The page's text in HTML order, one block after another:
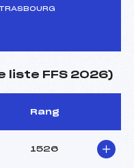
liste FFS 2026)
Rang
1526